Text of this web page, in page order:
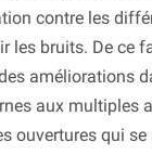
contre les
les bruits. De ce
améliorations
aux multiples
ouvertures qui